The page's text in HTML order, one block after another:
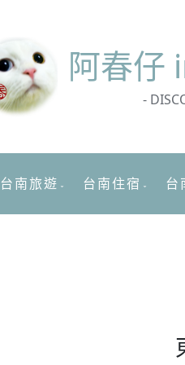
阿春仔
-
台南旅遊 台南住宿 台